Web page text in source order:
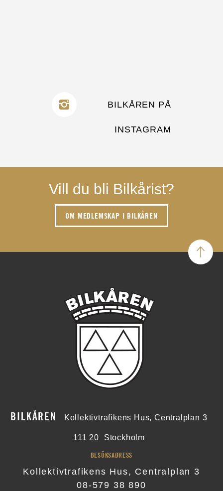
BILKÅREN PÅ
INSTAGRAM
Vill du bli Bilkårist?
OM MEDLEMSKAP I BILKÅREN
BILKÅREN Kollektivtrafikens Hus, Centralplan 3
111 20 Stockholm
BESÖKSADRESS
Kollektivtrafikens Hus, Centralplan 3
08-579 38 890